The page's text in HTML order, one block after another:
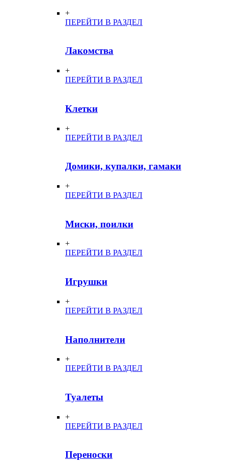
+
ПЕРЕЙТИ В РАЗДЕЛ
Лакомства
+
ПЕРЕЙТИ В РАЗДЕЛ
Клетки
+
ПЕРЕЙТИ В РАЗДЕЛ
Домики, купалки, гамаки
+
ПЕРЕЙТИ В РАЗДЕЛ
Миски, поилки
+
ПЕРЕЙТИ В РАЗДЕЛ
Игрушки
+
ПЕРЕЙТИ В РАЗДЕЛ
Наполнители
+
ПЕРЕЙТИ В РАЗДЕЛ
Туалеты
+
ПЕРЕЙТИ В РАЗДЕЛ
Переноски